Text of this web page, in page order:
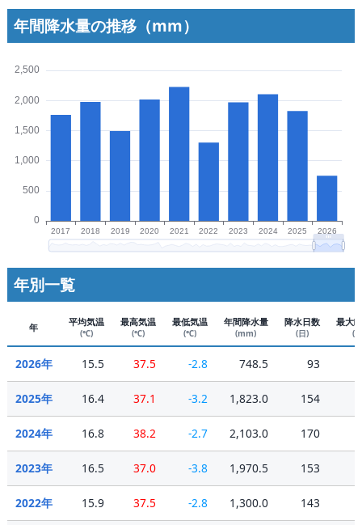
年間降水量の推移（mm）
年別一覧
年 平均気温
(℃)
最高気温
(℃)
最低気温
(℃)
年間降水量
(mm)
降水日数
(日)
最大
2026年 15.5 37.5 -2.8 748.5 93
2025年 16.4 37.1 -3.2 1,823.0 154
2024年 16.8 38.2 -2.7 2,103.0 170
2023年 16.5 37.0 -3.8 1,970.5 153
2022年 15.9 37.5 -2.8 1,300.0 143